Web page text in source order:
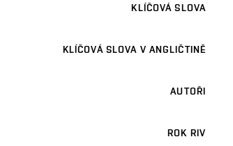
KLÍČOVÁ SLOVA
KLÍČOVÁ SLOVA V ANGLIČTINĚ
AUTOŘI
ROK RIV